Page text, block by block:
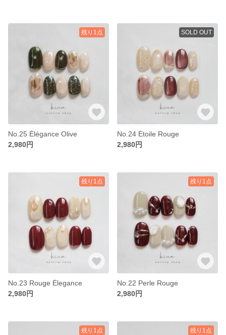
残り1点
No.25 Élégance Olive
2,980円
SOLD OUT
No.24 Étoile Rouge
2,980円
残り1点
No.23 Rouge Élegance
2,980円
残り1点
No.22 Perle Rouge
2,980円
残り1点 残り1点